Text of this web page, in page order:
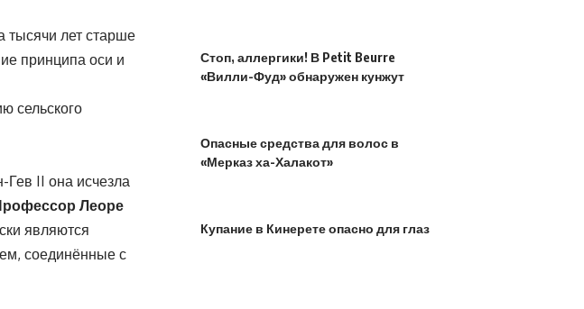
тысячи лет старше
принципа оси и
сельского
Гев II она исчезла
Леоре
являются
соединённые с
Стоп, аллергики! В Petit Beurre
«Вилли-Фуд» обнаружен кунжут
Опасные средства для волос в
«Мерказ ха-Халакот»
Купание в Кинерете опасно для глаз